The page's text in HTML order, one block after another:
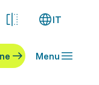
IT
Menu